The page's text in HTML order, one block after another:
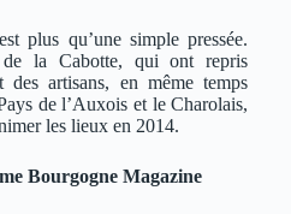
plus qu’une simple pressée.
de la Cabotte, qui ont repris
des artisans, en même temps
de l’Auxois et le Charolais,
les lieux en 2014.
Bourgogne Magazine